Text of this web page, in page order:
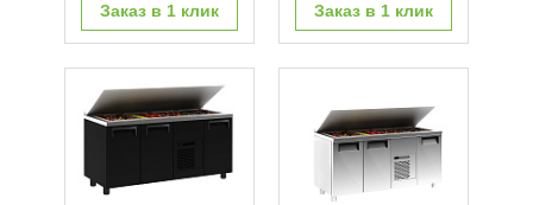
Заказ в 1 клик Заказ в 1 клик